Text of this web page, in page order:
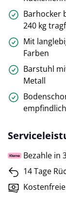
Barhocker
240 kg
Mit
Farben
Barstuhl
Metall
Bezahle in
14 Tage